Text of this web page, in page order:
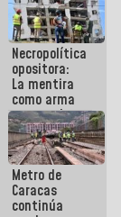
optimizar
manejo de
escombros
en La Guaira
Necropolítica
opositora:
La mentira
como arma
contra el
Pueblo
Metro de
Caracas
continúa